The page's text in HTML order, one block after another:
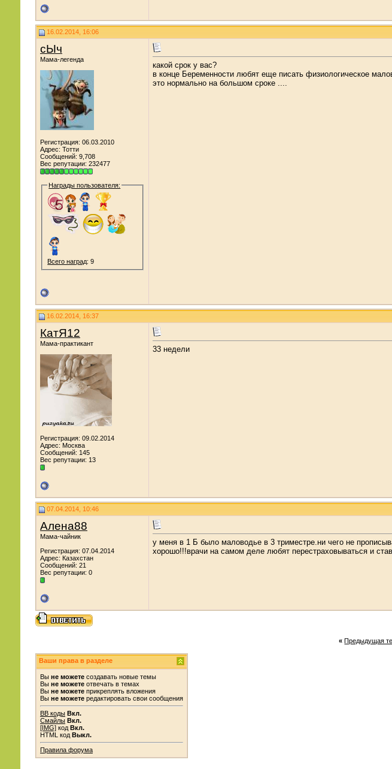
16.02.2014, 16:06
сЫч
Мама-легенда
Регистрация: 06.03.2010
Адрес: Тотти
Сообщений: 9,708
Вес репутации: 232477
Награды пользователя:
Всего наград: 9
какой срок у вас?
в конце Беременности любят еще писать физиологическое
это нормально на большом сроке ....
16.02.2014, 16:37
КатЯ12
Мама-практикант
Регистрация: 09.02.2014
Адрес: Москва
Сообщений: 145
Вес репутации: 13
33 недели
07.04.2014, 10:46
Алена88
Мама-чайник
Регистрация: 07.04.2014
Адрес: Казахстан
Сообщений: 21
Вес репутации: 0
у меня в 1 Б было маловодье в 3 триместре.ни чего не
хорошо!!!врачи на самом деле любят перестраховываться и
« Предыдущая
Ваши права в разделе
Вы не можетесоздавать новые темы
Вы не можетеотвечать в темах
Вы не можетеприкреплять вложения
Вы не можетередактировать свои сообщения
BB коды Вкл.
Смайлы Вкл.
[IMG]код Вкл.
HTML код Выкл.
Правила форума